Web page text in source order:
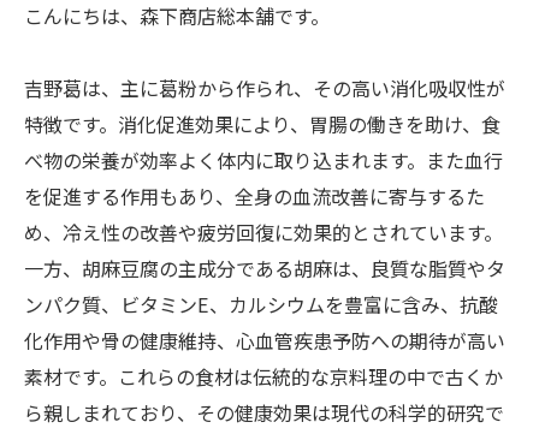
こんにちは、森下商店総本舗です。
吉野葛は、主に葛粉から作られ、その高い消化吸収性が
特徴です。消化促進効果により、胃腸の働きを助け、食
べ物の栄養が効率よく体内に取り込まれます。また血行
を促進する作用もあり、全身の血流改善に寄与するた
め、冷え性の改善や疲労回復に効果的とされています。
一方、胡麻豆腐の主成分である胡麻は、良質な脂質やタ
ンパク質、ビタミンE、カルシウムを豊富に含み、抗酸
化作用や骨の健康維持、心血管疾患予防への期待が高い
素材です。これらの食材は伝統的な京料理の中で古くか
ら親しまれており、その健康効果は現代の科学的研究で